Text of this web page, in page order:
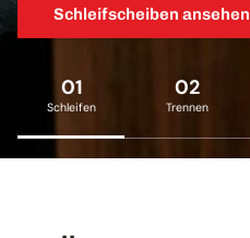
Schleifscheiben ansehen
01
Schleifen
02
Trennen